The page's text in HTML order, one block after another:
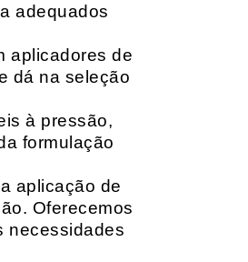
adequados
aplicadores de
dá na seleção
à pressão,
formulação
aplicação de
Oferecemos
necessidades